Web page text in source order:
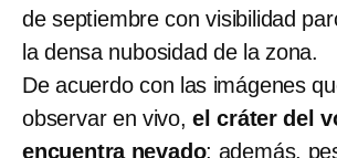
de septiembre con visibilidad
la densa nubosidad de la zona.
De acuerdo con las imágenes
observar en vivo,el cráter del
encuentra nevado; además,